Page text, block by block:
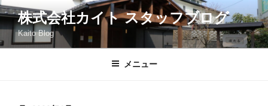
コ
ン
株式会社カイト スタッフブログ
Kaito Blog
メニュー